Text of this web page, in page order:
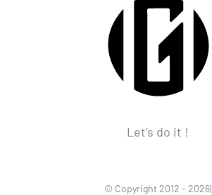
Let’s do it !
© Copyright 2012 - 2026|